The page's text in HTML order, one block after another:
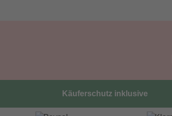
Käuferschutz inklusive